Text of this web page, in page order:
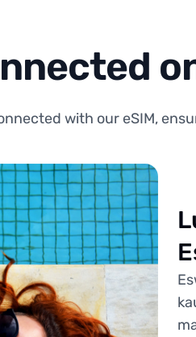
with our eSIM,